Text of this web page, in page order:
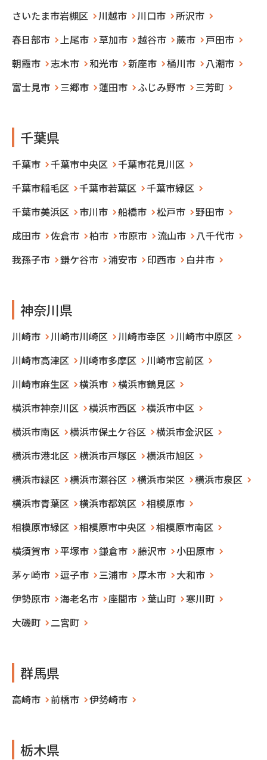
さいたま市岩槻区
川越市 川口市
所沢市
春日部市
上尾市 草加市 越谷市 蕨市
戸田市
朝霞市
志木市 和光市 新座市 桶川市
八潮市
富士見市
三郷市 蓮田市 ふじみ野市 三芳町
千葉県
千葉市 千葉市中央区
千葉市花見川区
千葉市稲毛区
千葉市若葉区
千葉市緑区
千葉市美浜区
市川市 船橋市 松戸市
野田市
成田市
佐倉市 柏市 市原市 流山市
八千代市
我孫子市
鎌ケ谷市 浦安市 印西市 白井市
神奈川県
川崎市 川崎市川崎区 川崎市幸区
川崎市中原区
川崎市高津区
川崎市多摩区
川崎市宮前区
川崎市麻生区
横浜市
横浜市鶴見区
横浜市神奈川区
横浜市西区
横浜市中区
横浜市南区
横浜市保土ケ谷区
横浜市金沢区
横浜市港北区
横浜市戸塚区
横浜市旭区
横浜市緑区
横浜市瀬谷区 横浜市栄区
横浜市泉区
横浜市青葉区
横浜市都筑区
相模原市
相模原市緑区
相模原市中央区
相模原市南区
横須賀市
平塚市 鎌倉市 藤沢市
小田原市
茅ヶ崎市
逗子市 三浦市 厚木市
大和市
伊勢原市
海老名市 座間市 葉山町
寒川町
大磯町
二宮町
群馬県
高崎市 前橋市 伊勢崎市
栃木県